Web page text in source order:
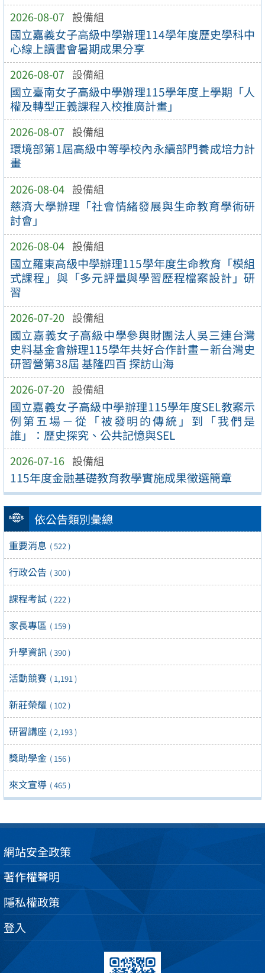
2026-08-07 設備組
國立嘉義女子高級中學辦理114學年度歷史學科中
心線上讀書會暑期成果分享
2026-08-07 設備組
國立臺南女子高級中學辦理115學年度上學期「人
權及轉型正義課程入校推廣計畫」
2026-08-07 設備組
環境部第1屆高級中等學校內永續部門養成培力計
畫
2026-08-04 設備組
慈濟大學辦理「社會情緒發展與生命教育學術研
討會」
2026-08-04 設備組
國立羅東高級中學辦理115學年度生命教育「模組
式課程」與「多元評量與學習歷程檔案設計」研
習
2026-07-20 設備組
國立嘉義女子高級中學參與財團法人吳三連台灣
史料基金會辦理115學年共好合作計畫－新台灣史
研習營第38屆 基隆四百 探訪山海
2026-07-20 設備組
國立嘉義女子高級中學辦理115學年度SEL教案示
例第五場－從「被發明的傳統」到「我們是
誰」：歷史探究、公共記憶與SEL
2026-07-16 設備組
115年度金融基礎教育教學實施成果徵選簡章
依公告類別彙總
重要消息 ( 522 )
行政公告 ( 300 )
課程考試 ( 222 )
家長專區 ( 159 )
升學資訊 ( 390 )
活動競賽 ( 1,191 )
新莊榮耀 ( 102 )
研習講座 ( 2,193 )
獎助學金 ( 156 )
來文宣導 ( 465 )
網站安全政策
著作權聲明
隱私權政策
登入